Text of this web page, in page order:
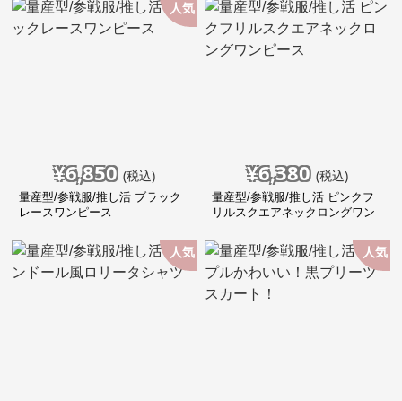
人気
¥6,850 (税込)
量産型/参戦服/推し活 ブラック
レースワンピース
¥6,380 (税込)
量産型/参戦服/推し活 ピンクフ
リルスクエアネックロングワン
人気 人気